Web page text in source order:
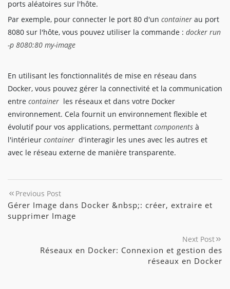
ports aléatoires sur l'hôte.
Par exemple, pour connecter le port 80 d'un container au port
8080 sur l'hôte, vous pouvez utiliser la commande : docker run
-p 8080:80 my-image
En utilisant les fonctionnalités de mise en réseau dans
Docker, vous pouvez gérer la connectivité et la communication
entre container les réseaux et dans votre Docker
environnement. Cela fournit un environnement flexible et
évolutif pour vos applications, permettant components à
l'intérieur container d'interagir les unes avec les autres et
avec le réseau externe de manière transparente.
Previous Post
Gérer Image dans Docker &nbsp;: créer, extraire et
supprimer Image
Next Post
Réseaux en Docker: Connexion et gestion des
réseaux en Docker